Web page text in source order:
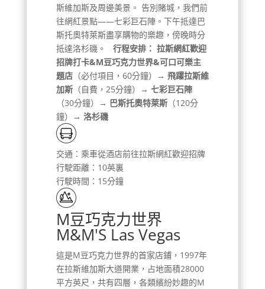
斯維加斯及周邊美景。 告別賭城，我們前
往網紅景點——七彩巨石陣。下午抵達巴
斯托奧特萊斯盡享購物的樂趣，傍晚時分
抵達洛杉磯。 行程安排： 拉斯網紅歡迎
招牌打卡&M豆巧克力世界&可口可樂主
題店（必付項目，60分鐘）→ 飛躍拉斯維
加斯（自費，25分鐘）
→ 七彩巨石陣
（30分鐘）
→ 巴斯托奧特萊斯（120分
鐘）
→ 洛杉磯
交通：乘車從酒店前往拉斯網紅歡迎招牌
行駛距離：10英裏
行駛時間：15分鐘
M豆巧克力世界
M&M'S Las Vegas
這是M豆巧克力世界的首家店鋪，1997年
在拉斯維加斯大道開業，占地面積28000
平方英尺，共有四層，各類繽紛妙趣的M